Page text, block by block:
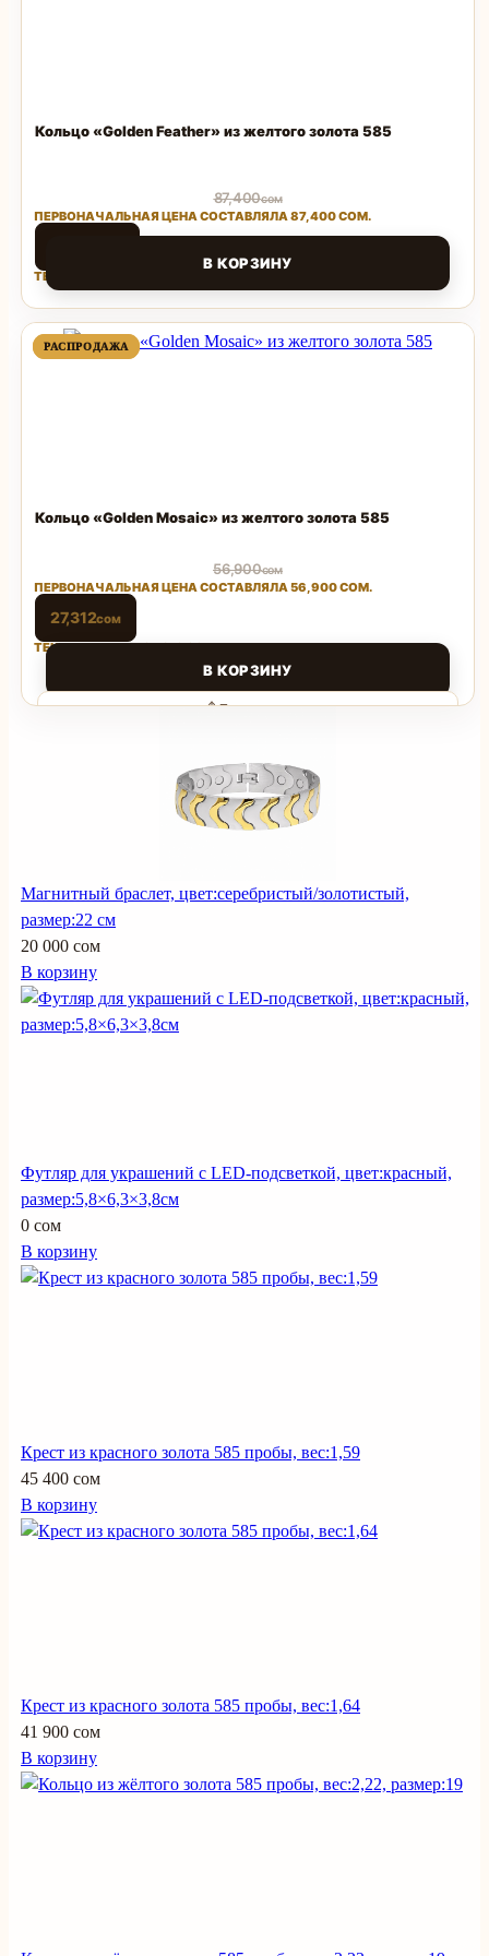
Кольцо «Golden Feather» из желтого золота 585
87,400сом
ПЕРВОНАЧАЛЬНАЯ ЦЕНА СОСТАВЛЯЛА 87,400 СОМ.
ТЕКУЩАЯ ЦЕНА: 41,952 СОМ.
В КОРЗИНУ
Поделиться
РАСПРОДАЖА ПРОДАВАЕМЫЙ
ТОВАР
РАСПРОДАЖА ПРОДАВАЕМЫЙ
ТОВАР
Кольцо «Golden Mosaic» из желтого золота 585
56,900сом
ПЕРВОНАЧАЛЬНАЯ ЦЕНА СОСТАВЛЯЛА 56,900 СОМ.
27,312сом
ТЕКУЩАЯ ЦЕНА: 27,312 СОМ.
В КОРЗИНУ
Поделиться
Магнитный браслет, цвет:серебристый/золотистый,
размер:22 см
20 000 сом
В корзину
Футляр для украшений с LED-подсветкой, цвет:красный,
размер:5,8×6,3×3,8см
0 сом
В корзину
Крест из красного золота 585 пробы, вес:1,59
45 400 сом
В корзину
Крест из красного золота 585 пробы, вес:1,64
41 900 сом
В корзину